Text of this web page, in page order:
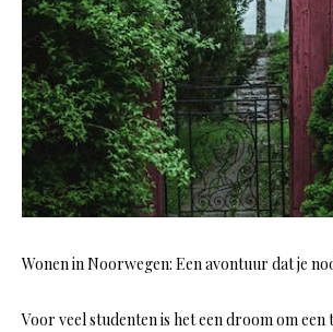
Wonen in Noorwegen: Een avontuur dat je
Voor veel studenten is het een droom om een